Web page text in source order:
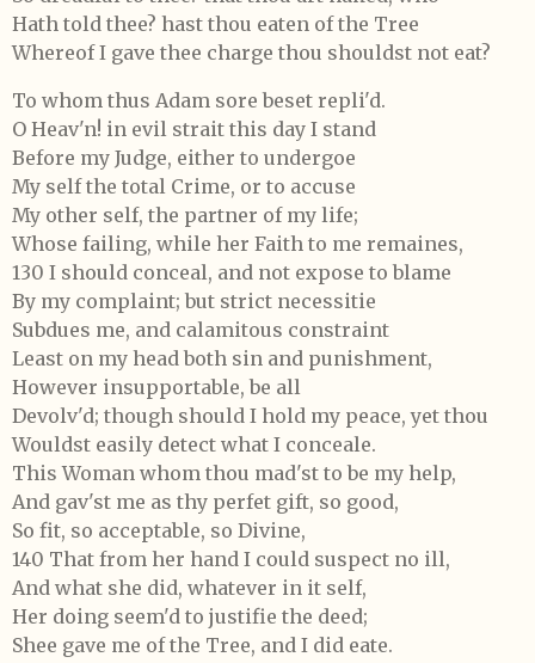
Hath told thee? hast thou eaten of the Tree
Whereof I gave thee charge thou shouldst not eat?
To whom thus Adam sore beset repli'd.
O Heav'n! in evil strait this day I stand
Before my Judge, either to undergoe
My self the total Crime, or to accuse
My other self, the partner of my life;
Whose failing, while her Faith to me remaines,
130 I should conceal, and not expose to blame
By my complaint; but strict necessitie
Subdues me, and calamitous constraint
Least on my head both sin and punishment,
However insupportable, be all
Devolv'd; though should I hold my peace, yet thou
Wouldst easily detect what I conceale.
This Woman whom thou mad'st to be my help,
And gav'st me as thy perfet gift, so good,
So fit, so acceptable, so Divine,
140 That from her hand I could suspect no ill,
And what she did, whatever in it self,
Her doing seem'd to justifie the deed;
Shee gave me of the Tree, and I did eate.